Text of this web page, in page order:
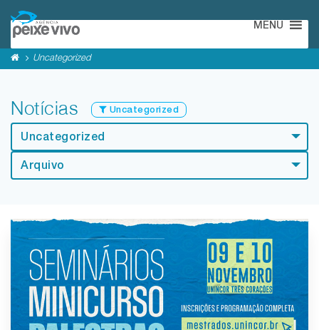
MENU
Uncategorized
Notícias Uncategorized
Uncategorized
Arquivo